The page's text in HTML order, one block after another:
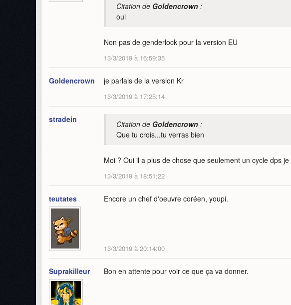
Citation de Goldencrown :
oui
Non pas de genderlock pour la version EU
13/3/2019 à 16:59:35
Goldencrown je parlais de la version Kr
13/3/2019 à 17:25:14
stradein Citation de Goldencrown :
Que tu crois...tu verras bien
Moi ? Oui il a plus de chose que seulement un cycle dps
13/3/2019 à 18:51:22
teutates Encore un chef d'oeuvre coréen, youpi.
13/3/2019 à 20:14:00
Suprakilleur Bon en attente pour voir ce que ça va donner.